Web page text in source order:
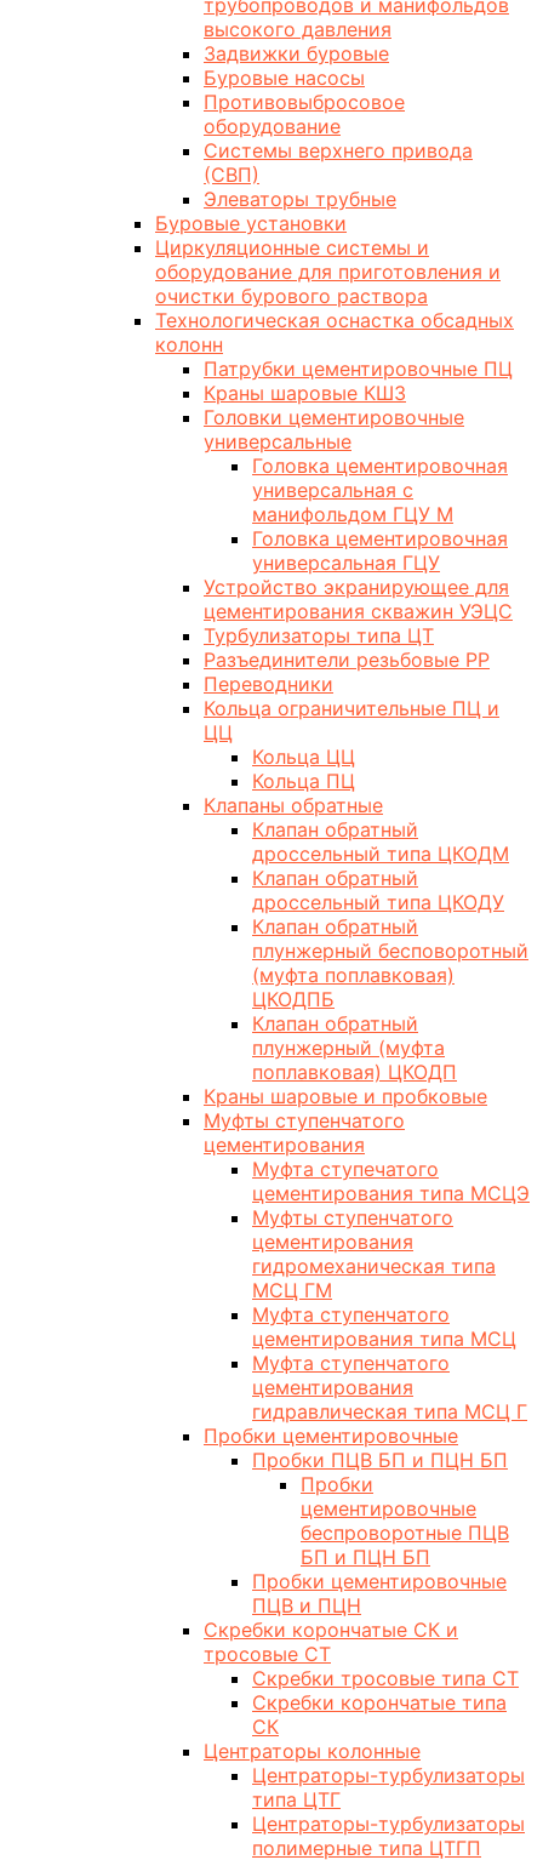
трубопроводов и манифольдов
высокого давления
Задвижки буровые
Буровые насосы
Противовыбросовое
оборудование
Системы верхнего привода
(СВП)
Элеваторы трубные
Буровые установки
Циркуляционные системы и
оборудование для приготовления и
очистки бурового раствора
Технологическая оснастка обсадных
колонн
Патрубки цементировочные ПЦ
Краны шаровые КШЗ
Головки цементировочные
универсальные
Головка цементировочная
универсальная с
манифольдом ГЦУ М
Головка цементировочная
универсальная ГЦУ
Устройство экранирующее для
цементирования скважин УЭЦС
Турбулизаторы типа ЦТ
Разъединители резьбовые РР
Переводники
Кольца ограничительные ПЦ и
ЦЦ
Кольца ЦЦ
Кольца ПЦ
Клапаны обратные
Клапан обратный
дроссельный типа ЦКОДМ
Клапан обратный
дроссельный типа ЦКОДУ
Клапан обратный
плунжерный бесповоротный
(муфта поплавковая)
ЦКОДПБ
Клапан обратный
плунжерный (муфта
поплавковая) ЦКОДП
Краны шаровые и пробковые
Муфты ступенчатого
цементирования
Муфта ступечатого
цементирования типа МСЦЭ
Муфты ступенчатого
цементирования
гидромеханическая типа
МСЦ ГМ
Муфта ступенчатого
цементирования типа МСЦ
Муфта ступенчатого
цементирования
гидравлическая типа МСЦ Г
Пробки цементировочные
Пробки ПЦВ БП и ПЦН БП
Пробки
цементировочные
беспроворотные ПЦВ
БП и ПЦН БП
Пробки цементировочные
ПЦВ и ПЦН
Скребки корончатые СК и
тросовые СТ
Скребки тросовые типа СТ
Скребки корончатые типа
СК
Центраторы колонные
Центраторы-турбулизаторы
типа ЦТГ
Центраторы-турбулизаторы
полимерные типа ЦТГП